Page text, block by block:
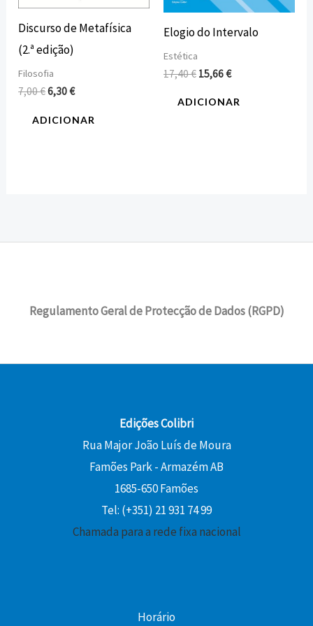
Discurso de Metafísica
(2.ª edição)
Filosofia
7,00€6,30€
ADICIONAR
Elogio do Intervalo
Estética
17,40€ 15,66€
ADICIONAR
Regulamento Geral de Protecção de Dados (RGPD)
Edições Colibri
Rua Major João Luís de Moura
Famões Park - Armazém AB
1685-650 Famões
Tel: (+351) 21 931 74 99
Chamada para a rede fixa nacional
Horário